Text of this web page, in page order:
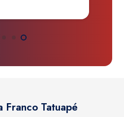
Franco Tatuapé